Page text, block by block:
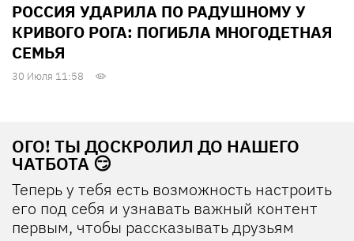
РОССИЯ УДАРИЛА ПО РАДУШНОМУ У
КРИВОГО РОГА: ПОГИБЛА МНОГОДЕТНАЯ
СЕМЬЯ
30 Июля 11:58
ОГО! ТЫ ДОСКРОЛИЛ ДО НАШЕГО
ЧАТБОТА 😏
Теперь у тебя есть возможность настроить
его под себя и узнавать важный контент
первым, чтобы рассказывать друзьям